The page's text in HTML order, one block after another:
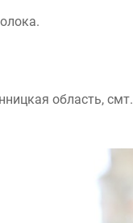
область, смт.